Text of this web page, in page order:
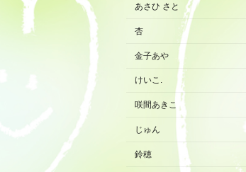
あさひ さと
杏
金子あや
けいこ.
咲間あきこ
じゅん
鈴穂